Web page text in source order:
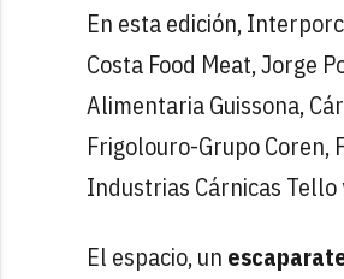
En esta edición,
Costa Food Meat, Jorge
Alimentaria Guissona,
Frigolouro-Grupo Coren,
Industrias Cárnicas
El espacio, un